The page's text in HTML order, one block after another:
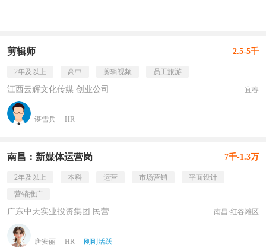
剪辑师 2.5-5千
2年及以上 高中 剪辑视频 员工旅游
江西云辉文化传媒 创业公司 宜春
谌雪兵 HR
南昌：新媒体运营岗 7千-1.3万
2年及以上 本科 运营 市场营销
平面设计
营销推广
广东中天实业投资集团 民营 南昌·红谷滩区
唐安丽 HR 刚刚活跃